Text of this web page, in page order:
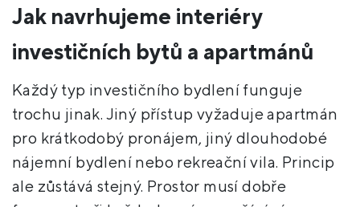
Jak navrhujeme interiéry
investičních bytů a apartmánů
Každý typ investičního bydlení funguje
trochu jinak. Jiný přístup vyžaduje apartmán
pro krátkodobý pronájem, jiný dlouhodobé
nájemní bydlení nebo rekreační vila. Princip
ale zůstává stejný. Prostor musí dobře